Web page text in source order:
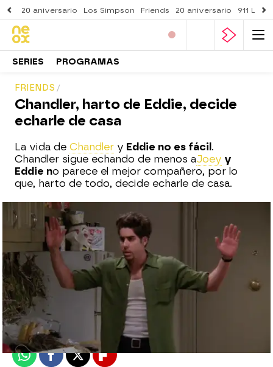
20 aniversario Los Simpson Friends 20 aniversario 911
SERIES PROGRAMAS
FRIENDS
Chandler, harto de Eddie, decide
echarle de casa
La vida de Chandler y Eddie no es fácil .
Chandler sigue echando de menos aJoey y
Eddie no parece el mejor compañero, por lo
que, harto de todo, decide echarle de casa.
neox
Publicado: 29 de septiembre de 2017, 15:01
WhatsappFacebook
X Flipboard